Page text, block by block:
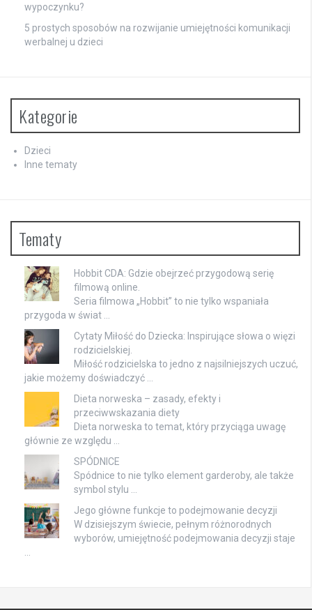
wypoczynku?
5 prostych sposobów na rozwijanie umiejętności komunikacji
werbalnej u dzieci
Kategorie
Dzieci
Inne tematy
Tematy
Hobbit CDA: Gdzie obejrzeć przygodową serię
filmową online.
Seria filmowa „Hobbit” to nie tylko wspaniała
przygoda w świat …
Cytaty Miłość do Dziecka: Inspirujące słowa o więzi
rodzicielskiej.
Miłość rodzicielska to jedno z najsilniejszych uczuć,
jakie możemy doświadczyć …
Dieta norweska – zasady, efekty i
przeciwwskazania diety
Dieta norweska to temat, który przyciąga uwagę
głównie ze względu …
SPÓDNICE
Spódnice to nie tylko element garderoby, ale także
symbol stylu …
Jego główne funkcje to podejmowanie decyzji
W dzisiejszym świecie, pełnym różnorodnych
wyborów, umiejętność podejmowania decyzji staje
…